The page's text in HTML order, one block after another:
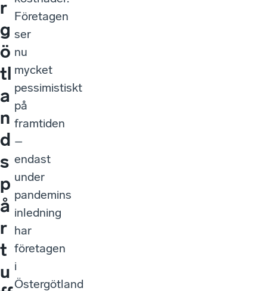
r
g
ö
tl
a
n
d
s
p
å
r
t
u
Företagen
ser
nu
mycket
pessimistiskt
på
framtiden
–
endast
under
pandemins
inledning
har
företagen
i
Östergötland